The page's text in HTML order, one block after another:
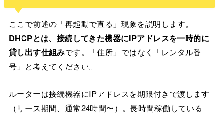
ここで前述の「再起動で直る」現象を説明します。
DHCPとは、接続してきた機器にIPアドレスを一時的に
貸し出す仕組みです。「住所」ではなく「レンタル番
号」と考えてください。
ルーターは接続機器にIPアドレスを期限付きで渡します
（リース期間、通常24時間〜）。長時間稼働している